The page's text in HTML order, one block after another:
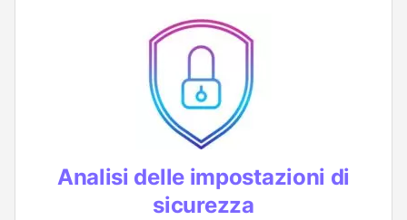
Analisi delle impostazioni di
sicurezza
Ci accertiamo che il tuo sito WordPress
rispetti le principali regole per essere
sicuro e protetto